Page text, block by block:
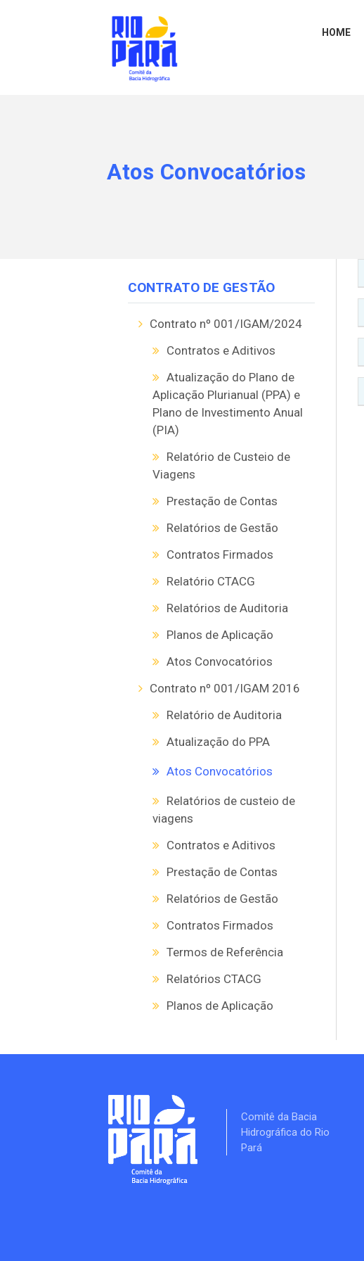
HOME
Atos Convocatórios
CONTRATO DE GESTÃO
Contrato nº 001/IGAM/2024
Contratos e Aditivos
Atualização do Plano de
Aplicação Plurianual (PPA) e
Plano de Investimento Anual
(PIA)
Relatório de Custeio de
Viagens
Prestação de Contas
Relatórios de Gestão
Contratos Firmados
Relatório CTACG
Relatórios de Auditoria
Planos de Aplicação
Atos Convocatórios
Contrato nº 001/IGAM 2016
Relatório de Auditoria
Atualização do PPA
Atos Convocatórios
Relatórios de custeio de
viagens
Contratos e Aditivos
Prestação de Contas
Relatórios de Gestão
Contratos Firmados
Termos de Referência
Relatórios CTACG
Planos de Aplicação
Comitê da Bacia
Hidrográfica do Rio
Pará